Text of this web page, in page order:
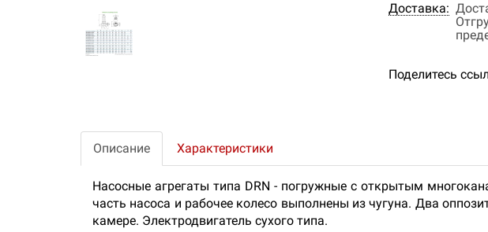
Доставка:
Поделитесь
Описание Характеристики
Насосные агрегаты типа DRN - погружные с открытым
часть насоса и рабочее колесо выполнены из чугуна. Два
камере. Электродвигатель сухого типа.